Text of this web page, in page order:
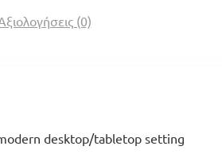
(0)
desktop/tabletop setting